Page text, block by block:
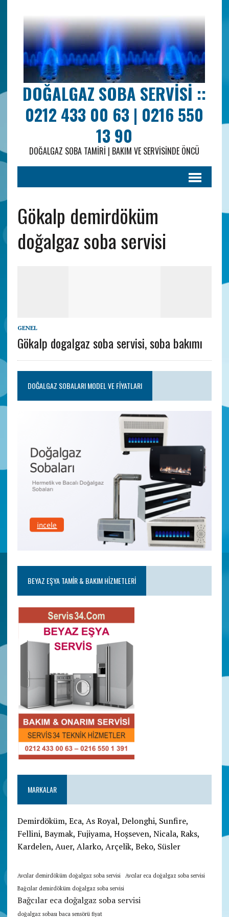
DOĞALGAZ SOBA SERVISI ::
0212 433 00 63 | 0216 550
13 90
DOĞALGAZ SOBA TAMIRI | BAKIM VE SERVISINDE ÖNCÜ
Gökalp demirdöküm
doğalgaz soba servisi
GENEL
Gökalp dogalgaz soba servisi, soba bakımı
DOĞALGAZ SOBALARI MODEL VE FIYATLARI
BEYAZ EŞYA TAMIR & BAKIM HIZMETLERI
MARKALAR
Demirdöküm, Eca, As Royal, Delonghi, Sunfire,
Fellini, Baymak, Fujiyama, Hoşseven, Nicala, Raks,
Kardelen, Auer, Alarko, Arçelik, Beko, Süsler
Avcılar demirdöküm doğalgaz soba servisi
Avcılar eca doğalgaz soba servisi
Bağcılar demirdöküm doğalgaz soba servisi
Bağcılar eca doğalgaz soba servisi
doğalgaz sobası baca sensörü fiyat